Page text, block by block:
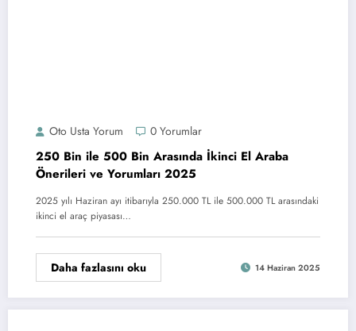
Oto Usta Yorum 0 Yorumlar
250 Bin ile 500 Bin Arasında İkinci El Araba
Önerileri ve Yorumları 2025
2025 yılı Haziran ayı itibarıyla 250.000 TL ile 500.000 TL arasındaki
ikinci el araç piyasası…
Daha fazlasını oku 14 Haziran 2025